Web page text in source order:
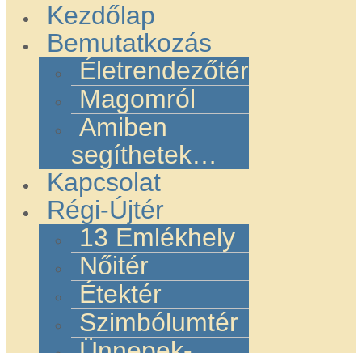
Kezdőlap
Bemutatkozás
Életrendezőtér
Magomról
Amiben
segíthetek…
Kapcsolat
Régi-Újtér
13 Emlékhely
Nőitér
Étektér
Szimbólumtér